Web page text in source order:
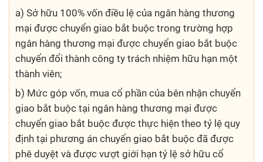
a) Sở hữu 100% vốn điều lệ của ngân hàng thương
mại được chuyển giao bắt buộc trong trường hợp
ngân hàng thương mại được chuyển giao bắt buộc
chuyển đổi thành công ty trách nhiệm hữu hạn một
thành viên;
b) Mức góp vốn, mua cổ phần của bên nhận chuyển
giao bắt buộc tại ngân hàng thương mại được
chuyển giao bắt buộc được thực hiện theo tỷ lệ quy
định tại phương án chuyển giao bắt buộc đã được
phê duyệt và được vượt giới hạn tỷ lệ sở hữu cổ